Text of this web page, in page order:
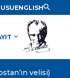
ENGLISH
keyboard_arrow_down
velisi)